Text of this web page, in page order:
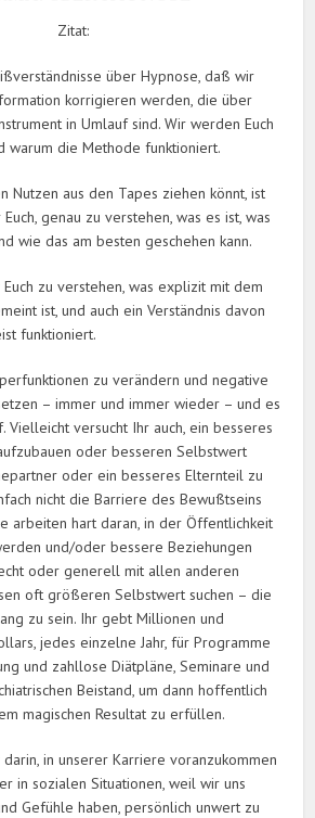
Zitat:
über Hypnose, daß wir
korrigieren werden, die über
in Umlauf sind. Wir werden Euch
warum die Methode funktioniert.
Nutzen aus den Tapes ziehen könnt, ist
genau zu verstehen, was es ist, was
wie das am besten geschehen kann.
zu verstehen, was explizit mit dem
ist, und auch ein Verständnis davon
funktioniert.
zu verändern und negative
– immer und immer wieder – und es
Vielleicht versucht Ihr auch, ein besseres
oder besseren Selbstwert
oder ein besseres Elternteil zu
nicht die Barriere des Bewußtseins
arbeiten hart daran, in der Öffentlichkeit
und/oder bessere Beziehungen
oder generell mit allen anderen
oft größeren Selbstwert suchen – die
zu sein. Ihr gebt Millionen und
jedes einzelne Jahr, für Programme
und zahllose Diätpläne, Seminare und
Beistand, um dann hoffentlich
magischen Resultat zu erfüllen.
in unserer Karriere voranzukommen
in sozialen Situationen, weil wir uns
Gefühle haben, persönlich unwert zu